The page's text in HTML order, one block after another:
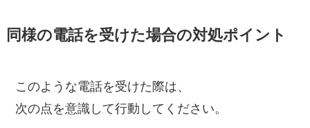
同様の電話を受けた場合の対処ポイント
このような電話を受けた際は、
次の点を意識して行動してください。